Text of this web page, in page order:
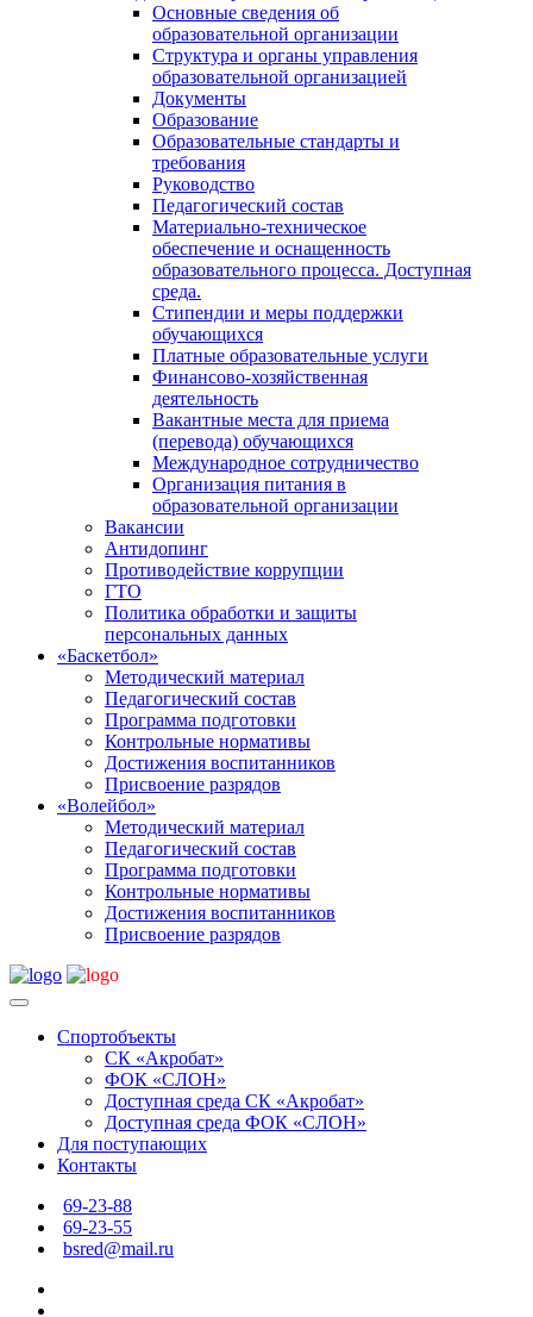
Основные сведения об
образовательной организации
Структура и органы управления
образовательной организацией
Документы
Образование
Образовательные стандарты и
требования
Руководство
Педагогический состав
Материально-техническое
обеспечение и оснащенность
образовательного процесса. Доступная
среда.
Стипендии и меры поддержки
обучающихся
Платные образовательные услуги
Финансово-хозяйственная
деятельность
Вакантные места для приема
(перевода) обучающихся
Международное сотрудничество
Организация питания в
образовательной организации
Вакансии
Антидопинг
Противодействие коррупции
ГТО
Политика обработки и защиты
персональных данных
«Баскетбол»
Методический материал
Педагогический состав
Программа подготовки
Контрольные нормативы
Достижения воспитанников
Присвоение разрядов
«Волейбол»
Методический материал
Педагогический состав
Программа подготовки
Контрольные нормативы
Достижения воспитанников
Присвоение разрядов
Спортобъекты
СК «Акробат»
ФОК «СЛОН»
Доступная среда СК «Акробат»
Доступная среда ФОК «СЛОН»
Для поступающих
Контакты
69-23-88
69-23-55
bsred@mail.ru